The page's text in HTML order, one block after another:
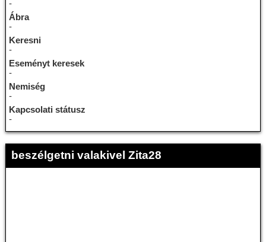
-
Ábra
-
Keresni
-
Eseményt keresek
-
Nemiség
-
Kapcsolati státusz
-
beszélgetni valakivel Zita28